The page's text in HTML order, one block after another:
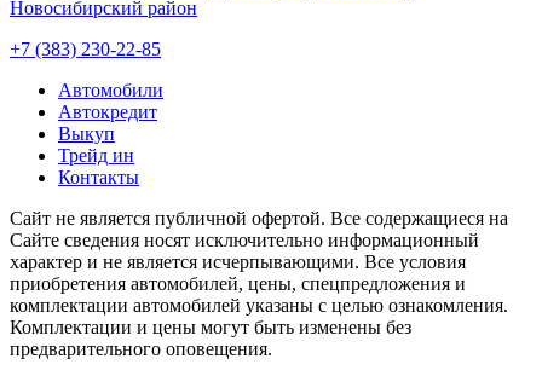
Новосибирский район
+7 (383) 230-22-85
Автомобили
Автокредит
Выкуп
Трейд ин
Контакты
Cайт не является публичной офертой. Все содержащиеся на
Сайте сведения носят исключительно информационный
характер и не является исчерпывающими. Все условия
приобретения автомобилей, цены, спецпредложения и
комплектации автомобилей указаны с целью ознакомления.
Комплектации и цены могут быть изменены без
предварительного оповещения.